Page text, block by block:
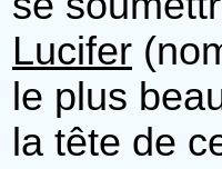
Lucifer
le plus
la tête de